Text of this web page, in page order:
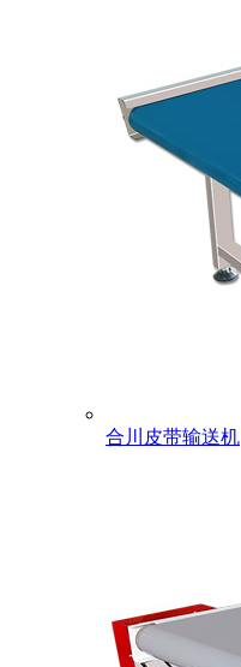
合川皮带输送机